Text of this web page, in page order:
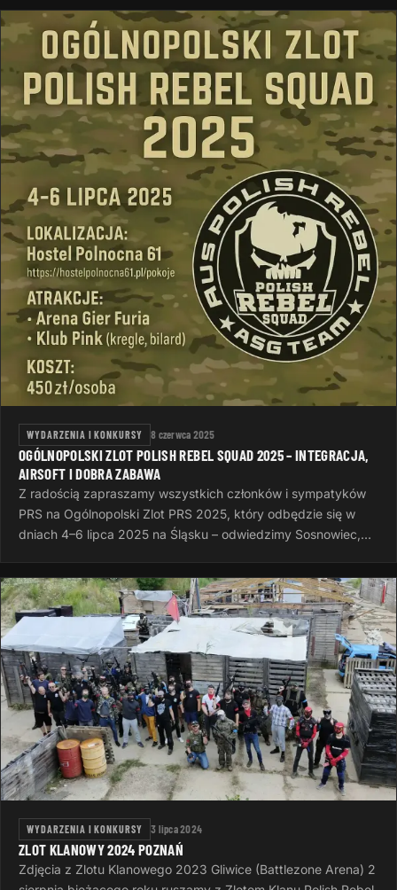
WYDARZENIA I KONKURSY 8 czerwca 2025
OGÓLNOPOLSKI ZLOT POLISH REBEL SQUAD 2025 – INTEGRACJA,
AIRSOFT I DOBRA ZABAWA
Z radością zapraszamy wszystkich członków i sympatyków
PRS na Ogólnopolski Zlot PRS 2025, który odbędzie się w
dniach 4–6 lipca 2025 na Śląsku – odwiedzimy Sosnowiec,
WYDARZENIA I KONKURSY 3 lipca 2024
ZLOT KLANOWY 2024 POZNAŃ
Zdjęcia z Zlotu Klanowego 2023 Gliwice (Battlezone Arena) 2